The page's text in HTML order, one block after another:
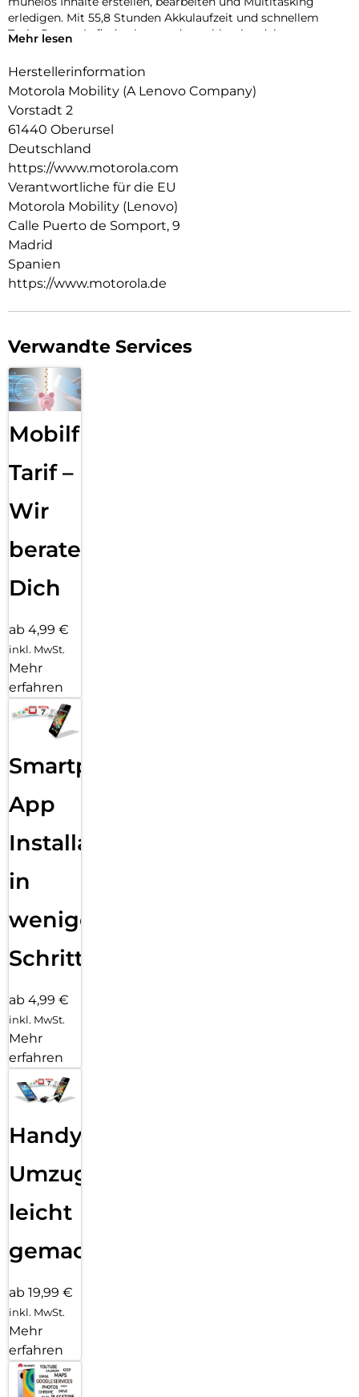
erledigen. Mit 55,8 Stunden Akkulaufzeit und schnellem
TurboPower-Aufladen kannst du problemlos deine
dir deine Creators,Reels und Videos auf einem scharfen,
und Dolby Atmos-Sound an. Und das alles mit einem
hochwertigen Look-and-Feel, und in einer Qualität, die auf
Langlebigkeit ausgelegt ist. Das neue moto g17 ist in jeder
Hinsicht ein Gewinner.
Mehr lesen
Herstellerinformation
Motorola Mobility (A Lenovo Company)
Vorstadt 2
61440 Oberursel
Deutschland
https://www.motorola.com
Verantwortliche für die EU
Motorola Mobility (Lenovo)
Calle Puerto de Somport, 9
Madrid
Spanien
https://www.motorola.de
Verwandte Services
Mobilfunk
Tarif –
Wir
beraten
Dich
ab 4,99 €
inkl. MwSt.
Mehr
erfahren
Smartphone
App
Installation
in
wenigen
Schritten
ab 4,99 €
inkl. MwSt.
Mehr
erfahren
Handy
Umzug
leicht
gemacht!
ab 19,99 €
inkl. MwSt.
Mehr
erfahren